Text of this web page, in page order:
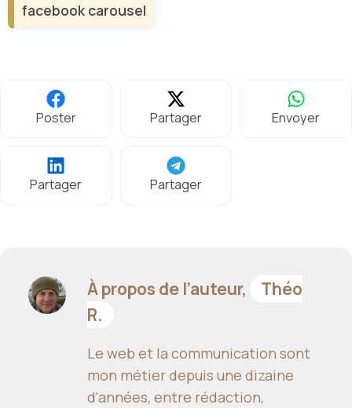
facebook carousel
Poster Partager Envoyer
Partager Partager
À propos de l’auteur,
Théo
R.
Le web et la communication sont
mon métier depuis une dizaine
d'années, entre rédaction,